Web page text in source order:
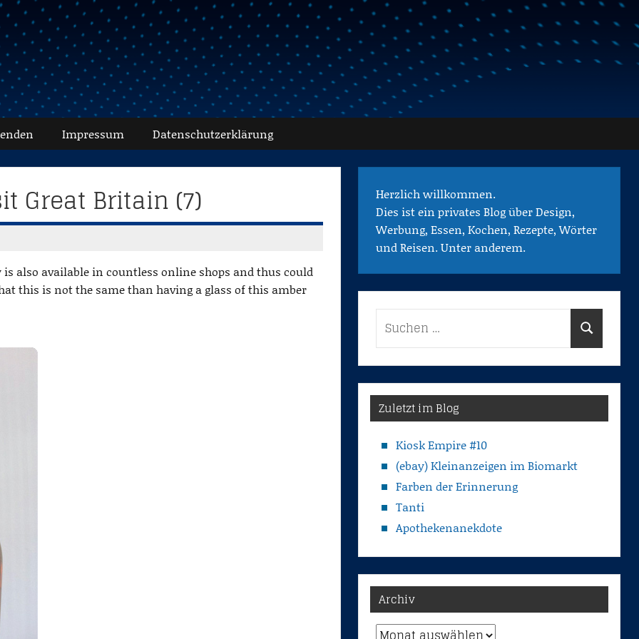
Impressum Datenschutz­erklärung
Great Britain (7)
also available in countless online shops and thus could
this is not the same than having a glass of this amber
Herzlich willkommen.
Dies ist ein privates Blog über Design,
Werbung, Essen, Kochen, Rezepte, Wörter
und Reisen. Unter anderem.
Suchen
Zuletzt im Blog
Kiosk Empire #10
(ebay) Kleinanzeigen im Biomarkt
Farben der Erinnerung
Tanti
Apothekenanekdote
Archiv
Archiv